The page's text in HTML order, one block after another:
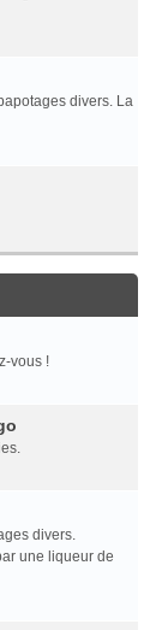
divers. La
vous !
divers.
une liqueur de